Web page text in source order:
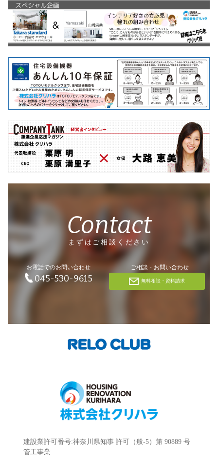
Contact
まずはご相談ください
お電話でのお問い合わせ
045-530-9615
ご相談・お問い合わせ
無料相談・資料請求
建設業許可番号:神奈川県知事 許可（般-5）第 90889 号
管工事業